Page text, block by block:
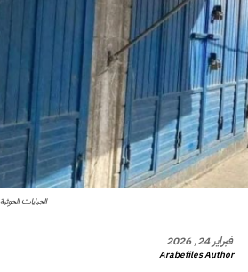
الجبايات الحوثية
فبراير 24, 2026
Arabefiles Author